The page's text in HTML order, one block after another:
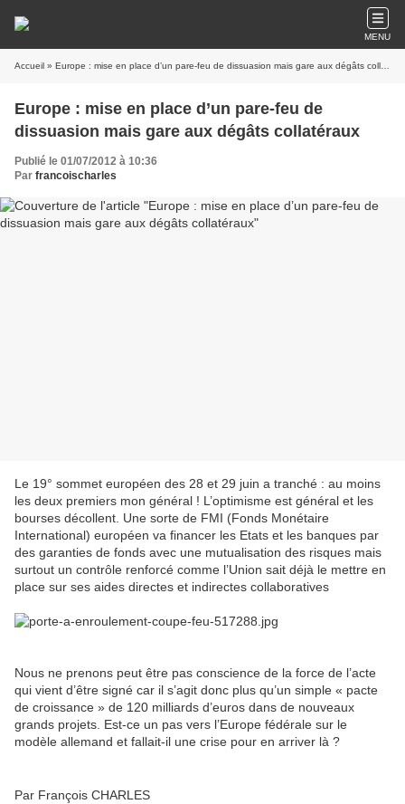
MENU
Accueil » Europe : mise en place d’un pare-feu de dissuasion mais gare aux dégâts collatéraux
Europe : mise en place d’un pare-feu de
dissuasion mais gare aux dégâts collatéraux
Publié le 01/07/2012 à 10:36
Par francoischarles
Le 19° sommet européen des 28 et 29 juin a tranché : au moins
les deux premiers mon général ! L’optimisme est général et les
bourses décollent. Une sorte de FMI (Fonds Monétaire
International) européen va financer les Etats et les banques par
des garanties de fonds avec une mutualisation des risques mais
surtout un contrôle renforcé comme l’Union sait déjà le mettre en
place sur ses aides directes et indirectes collaboratives
Nous ne prenons peut être pas conscience de la force de l’acte
qui vient d’être signé car il s’agit donc plus qu’un simple « pacte
de croissance » de 120 milliards d’euros dans de nouveaux
grands projets. Est-ce un pas vers l’Europe fédérale sur le
modèle allemand et fallait-il une crise pour en arriver là ?
Par François CHARLES